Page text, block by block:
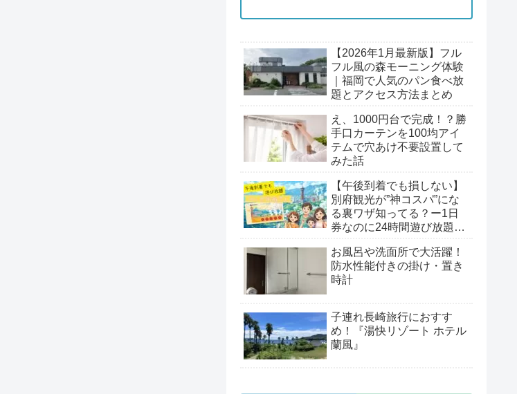
【2026年1月最新版】フル
フル風の森モーニング体験
｜福岡で人気のパン食べ放
題とアクセス方法まとめ
え、1000円台で完成！？勝
手口カーテンを100均アイ
テムで穴あけ不要設置して
みた話
【午後到着でも損しない】
別府観光が”神コスパ”にな
る裏ワザ知ってる？ー1日
券なのに24時間遊び放題
すぎた！
お風呂や洗面所で大活躍！
防水性能付きの掛け・置き
時計
子連れ長崎旅行におすす
め！『湯快リゾート ホテル
蘭風』